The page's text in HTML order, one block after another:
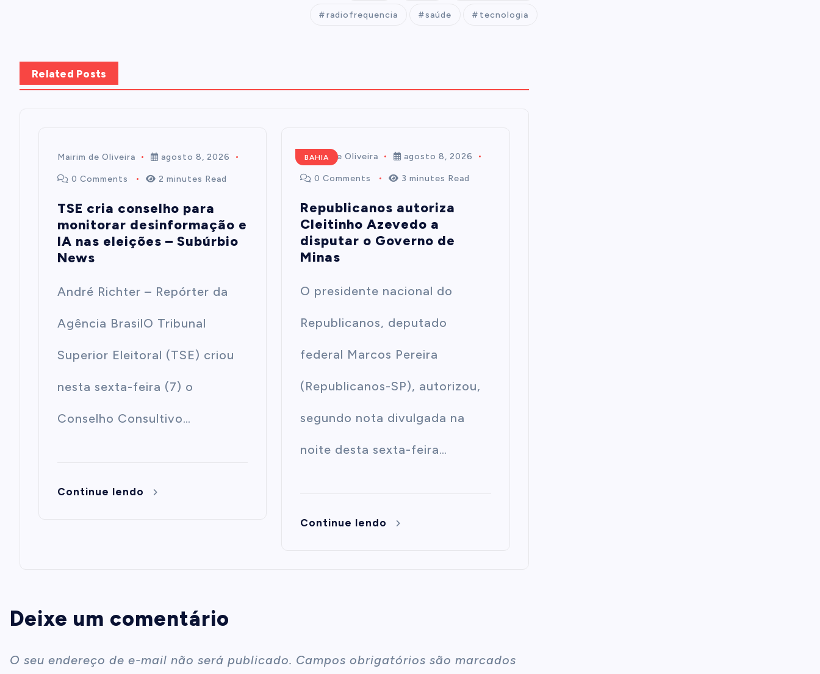
radiofrequencia saúde tecnologia
Related Posts
Mairim de Oliveira agosto 8, 2026
0 Comments 2 minutes Read
TSE cria conselho para
monitorar desinformação e
IA nas eleições – Subúrbio
News
André Richter – Repórter da
Agência BrasilO Tribunal
Superior Eleitoral (TSE) criou
nesta sexta-feira (7) o
Conselho Consultivo…
Continue lendo
BAHIA
Mairim de Oliveira agosto 8, 2026
0 Comments 3 minutes Read
Republicanos autoriza
Cleitinho Azevedo a
disputar o Governo de
Minas
O presidente nacional do
Republicanos, deputado
federal Marcos Pereira
(Republicanos-SP), autorizou,
segundo nota divulgada na
noite desta sexta-feira…
Continue lendo
Deixe um comentário
O seu endereço de e-mail não será publicado. Campos obrigatórios são marcados